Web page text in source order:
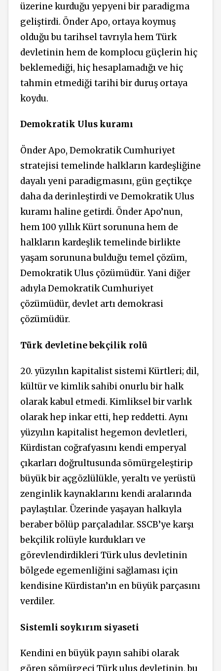
üzerine kurduğu yepyeni bir paradigma
geliştirdi. Önder Apo, ortaya koymuş
olduğu bu tarihsel tavrıyla hem Türk
devletinin hem de komplocu güçlerin hiç
beklemediği, hiç hesaplamadığı ve hiç
tahmin etmediği tarihi bir duruş ortaya
koydu.
Demokratik Ulus kuramı
Önder Apo, Demokratik Cumhuriyet
stratejisi temelinde halkların kardeşliğine
dayalı yeni paradigmasını, gün geçtikçe
daha da derinleştirdi ve Demokratik Ulus
kuramı haline getirdi. Önder Apo’nun,
hem 100 yıllık Kürt sorununa hem de
halkların kardeşlik temelinde birlikte
yaşam sorununa bulduğu temel çözüm,
Demokratik Ulus çözümüdür. Yani diğer
adıyla Demokratik Cumhuriyet
çözümüdür, devlet artı demokrasi
çözümüdür.
Türk devletine bekçilik rolü
20. yüzyılın kapitalist sistemi Kürtleri; dil,
kültür ve kimlik sahibi onurlu bir halk
olarak kabul etmedi. Kimliksel bir varlık
olarak hep inkar etti, hep reddetti. Aynı
yüzyılın kapitalist hegemon devletleri,
Kürdistan coğrafyasını kendi emperyal
çıkarları doğrultusunda sömürgeleştirip
büyük bir açgözlülükle, yeraltı ve yerüstü
zenginlik kaynaklarını kendi aralarında
paylaştılar. Üzerinde yaşayan halkıyla
beraber bölüp parçaladılar. SSCB’ye karşı
bekçilik rolüyle kurdukları ve
görevlendirdikleri Türk ulus devletinin
bölgede egemenliğini sağlaması için
kendisine Kürdistan’ın en büyük parçasını
verdiler.
Sistemli soykırım siyaseti
Kendini en büyük payın sahibi olarak
gören sömürgeci Türk ulus devletinin, bu